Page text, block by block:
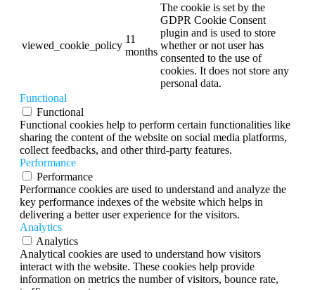
viewed_cookie_policy
11
months
The cookie is set by the
GDPR Cookie Consent
plugin and is used to store
whether or not user has
consented to the use of
cookies. It does not store any
personal data.
Functional
Functional
Functional cookies help to perform certain functionalities like
sharing the content of the website on social media platforms,
collect feedbacks, and other third-party features.
Performance
Performance
Performance cookies are used to understand and analyze the
key performance indexes of the website which helps in
delivering a better user experience for the visitors.
Analytics
Analytics
Analytical cookies are used to understand how visitors
interact with the website. These cookies help provide
information on metrics the number of visitors, bounce rate,